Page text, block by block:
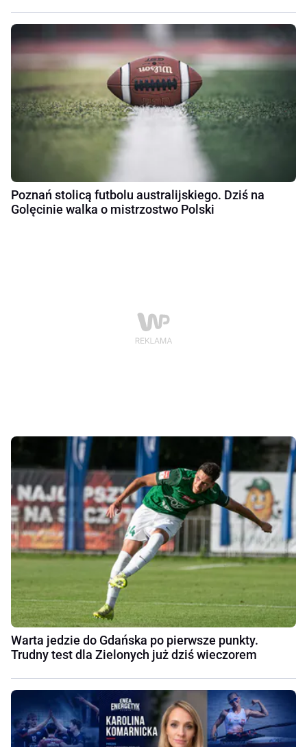
Poznań stolicą futbolu australijskiego. Dziś na
Golęcinie walka o mistrzostwo Polski
Warta jedzie do Gdańska po pierwsze punkty.
Trudny test dla Zielonych już dziś wieczorem